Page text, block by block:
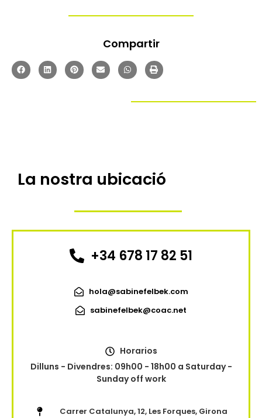
Compartir
La nostra ubicació
+34 678 17 82 51
hola@sabinefelbek.com
sabinefelbek@coac.net
Horarios
Dilluns - Divendres: 09h00 - 18h00 a Saturday -
Sunday off work
Carrer Catalunya, 12, Les Forques, Girona